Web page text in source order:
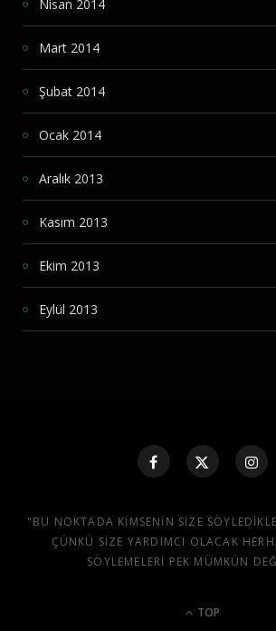
Nisan 2014
Mart 2014
Şubat 2014
Ocak 2014
Aralık 2013
Kasım 2013
Ekim 2013
Eylül 2013
"BU NOKTADA KIMSENIN SIZE
ÇÜNKÜ SIZE YARDIMCI OLACAK
SÖYLEMELERI PEK MÜMKÜN
TOP